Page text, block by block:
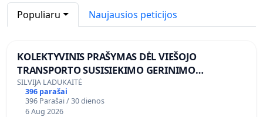
Populiaru Naujausios peticijos
KOLEKTYVINIS PRAŠYMAS DĖL VIEŠOJO
TRANSPORTO SUSISIEKIMO GERINIMO
VOSYLIUKŲ KAIME
SILVIJA LADUKAITĖ
396 parašai
396 Parašai / 30 dienos
6 Aug 2026